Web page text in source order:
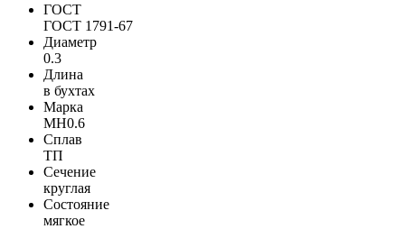
ГОСТ
ГОСТ 1791-67
Диаметр
0.3
Длина
в бухтах
Марка
МН0.6
Сплав
ТП
Сечение
круглая
Состояние
мягкое